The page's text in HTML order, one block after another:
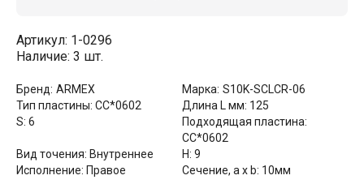
Артикул: 1-0296
Наличие: 3 шт.
Бренд: ARMEX Марка: S10K-SCLCR-06
Тип пластины: CC*0602 Длина L мм: 125
S: 6
Подходящая пластина:
CC*0602
Вид точения: Внутреннее H: 9
Исполнение: Правое Сечение, a x b: 10мм